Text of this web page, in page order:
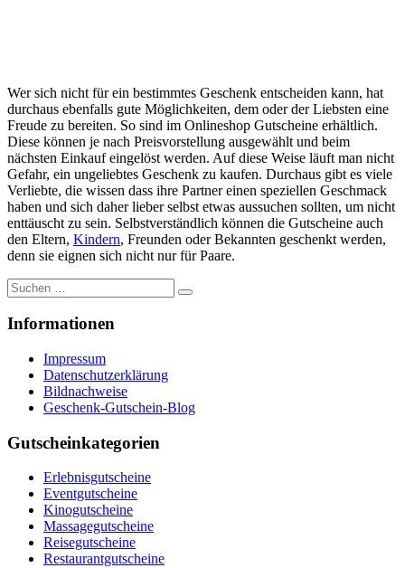
Wer sich nicht für ein bestimmtes Geschenk entscheiden kann, hat
durchaus ebenfalls gute Möglichkeiten, dem oder der Liebsten eine
Freude zu bereiten. So sind im Onlineshop Gutscheine erhältlich.
Diese können je nach Preisvorstellung ausgewählt und beim
nächsten Einkauf eingelöst werden. Auf diese Weise läuft man nicht
Gefahr, ein ungeliebtes Geschenk zu kaufen. Durchaus gibt es viele
Verliebte, die wissen dass ihre Partner einen speziellen Geschmack
haben und sich daher lieber selbst etwas aussuchen sollten, um nicht
enttäuscht zu sein. Selbstverständlich können die Gutscheine auch
den Eltern, Kindern, Freunden oder Bekannten geschenkt werden,
denn sie eignen sich nicht nur für Paare.
Suche
nach:
Informationen
Impressum
Datenschutzerklärung
Bildnachweise
Geschenk-Gutschein-Blog
Gutscheinkategorien
Erlebnisgutscheine
Eventgutscheine
Kinogutscheine
Massagegutscheine
Reisegutscheine
Restaurantgutscheine